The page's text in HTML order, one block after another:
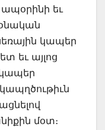
եւ
կապեր
եւ այլոց
մօտ։